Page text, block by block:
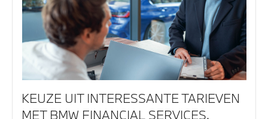
KEUZE UIT INTERESSANTE TARIEVEN
MET BMW FINANCIAL SERVICES.